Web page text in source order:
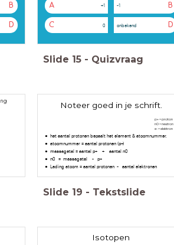
B
D
A +1 B
-1
C 0 D
onbekend
Slide 15 - Quizvraag
Noteer goed in je schrift.
het aantal protonen bepaalt het element & atoomnummer.
atoomnummer = aantal protonen (p+)
massagetal = aantal p+ + aantal n0
n0 = massagetal - p+
Lading atoom = aantal protonen - aantal elektronen
p+ = proton
n0 = neutron
e- = elektron
Slide 19 - Tekstslide
Isotopen